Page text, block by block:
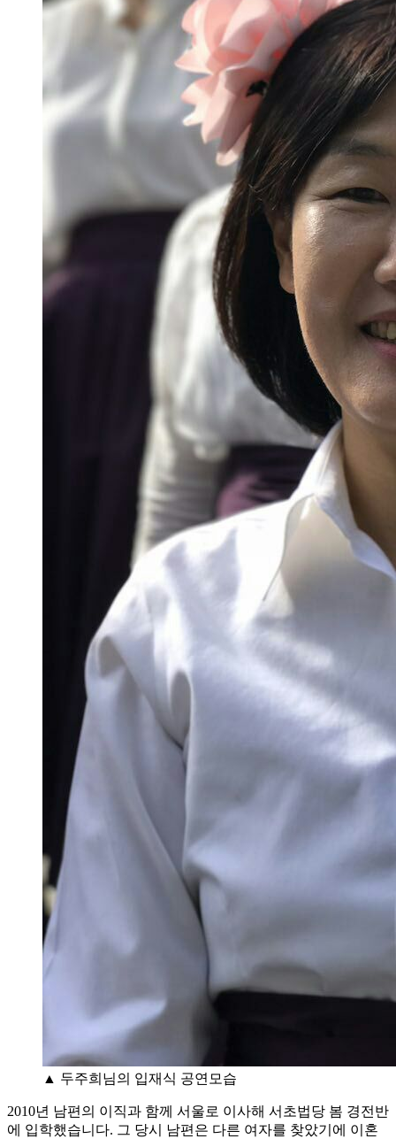
▲ 두주희님의 입재식 공연모습
2010년 남편의 이직과 함께 서울로 이사해 서초법당 봄 경전반
에 입학했습니다. 그 당시 남편은 다른 여자를 찾았기에 이혼